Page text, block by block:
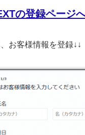
の登録ページ
お客様情報を登録↓↓